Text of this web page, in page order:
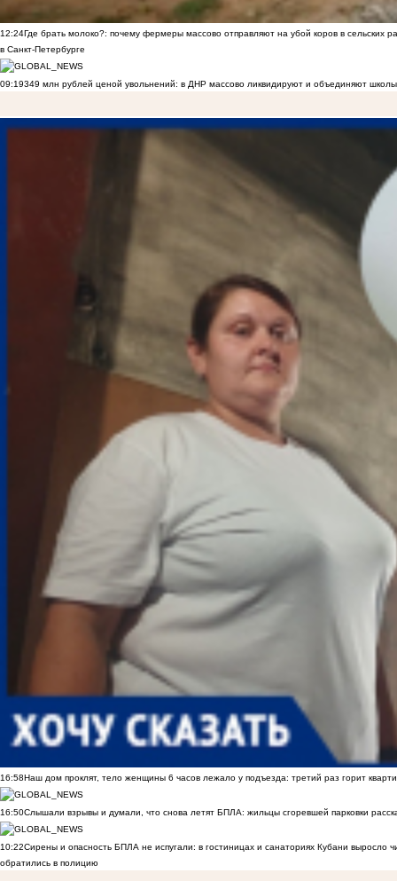
12:24Где брать молоко?: почему фермеры массово отправляют на убой коров в сельских
в Санкт-Петербурге
09:19349 млн рублей ценой увольнений: в ДНР массово ликвидируют и объединяют
16:58Наш дом проклят, тело женщины 6 часов лежало у подъезда: третий раз горит
16:50Слышали взрывы и думали, что снова летят БПЛА: жильцы сгоревшей парковки
10:22Сирены и опасность БПЛА не испугали: в гостиницах и санаториях Кубани выросло
обратились в полицию